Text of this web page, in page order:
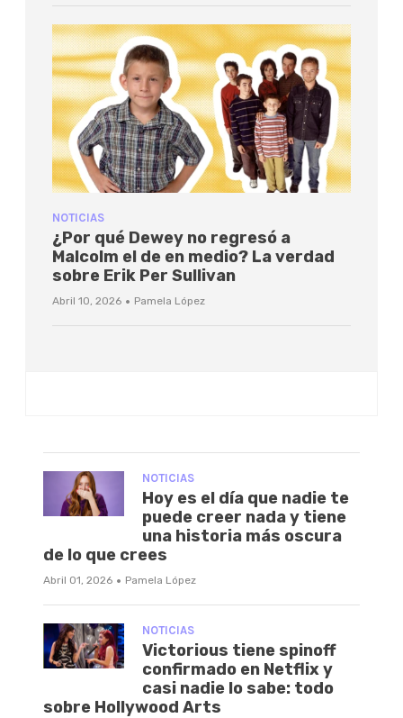
NOTICIAS
¿Por qué Dewey no regresó a
Malcolm el de en medio? La verdad
sobre Erik Per Sullivan
Abril 10, 2026 · Pamela López
NOTICIAS
Hoy es el día que nadie te
puede creer nada y tiene
una historia más oscura
de lo que crees
Abril 01, 2026 · Pamela López
NOTICIAS
Victorious tiene spinoff
confirmado en Netflix y
casi nadie lo sabe: todo
sobre Hollywood Arts